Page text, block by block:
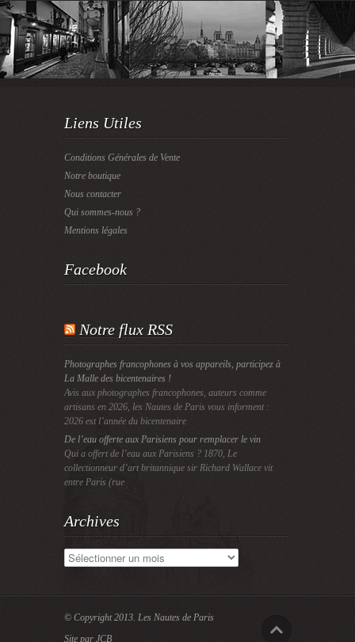
Liens Utiles
Conditions Générales de Vente
Notre boutique
Nous contacter
Qui sommes-nous ?
Mentions légales
Facebook
Notre flux RSS
Photographes francophones à vos appareils, participez à
La Malle des bicentenaires !
Avis aux photographes francophones, auteurs comme
artisans en 2026, les Nautes de Paris vous informent :
2026 est l’année du bicentenaire
De l’eau offerte aux Parisiens pour remplacer le vin
Qui a offert de l’eau aux Parisiens ? 1870, Le
collectionneur d’art britannique sir Richard Wallace vit
entre Paris (rue
Archives
Archives
© Copyright 2013. Les Nautes de Paris
Site par JCB